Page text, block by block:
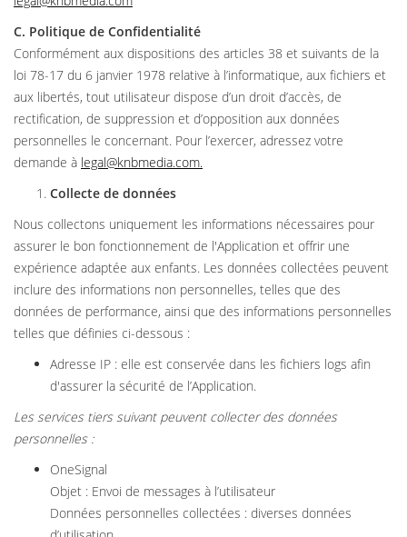
C. Politique de Confidentialité
Conformément aux dispositions des articles 38 et suivants de la
loi 78-17 du 6 janvier 1978 relative à l’informatique, aux fichiers et
aux libertés, tout utilisateur dispose d’un droit d’accès, de
rectification, de suppression et d’opposition aux données
personnelles le concernant. Pour l’exercer, adressez votre
demande à legal@knbmedia.com.
Collecte de données
Nous collectons uniquement les informations nécessaires pour
assurer le bon fonctionnement de l'Application et offrir une
expérience adaptée aux enfants. Les données collectées peuvent
inclure des informations non personnelles, telles que des
données de performance, ainsi que des informations personnelles
telles que définies ci-dessous :
Adresse IP : elle est conservée dans les fichiers logs afin
d'assurer la sécurité de l’Application.
Les services tiers suivant peuvent collecter des données
personnelles :
OneSignal
Objet : Envoi de messages à l’utilisateur
Données personnelles collectées : diverses données